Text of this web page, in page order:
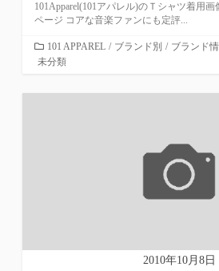
101Apparel(101アパレル)のＴシャツ着用画
ページ コアな音楽ファンにも定評...
カ
テ
リ
101 APPAREL / ブランド別 / ブランド
未分類
2010年10月8日